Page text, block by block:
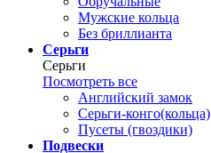
Мужские кольца
Без бриллианта
Серьги
Серьги
Посмотреть все
Английский замок
Серьги-конго(кольца)
Пусеты (гвоздики)
Подвески